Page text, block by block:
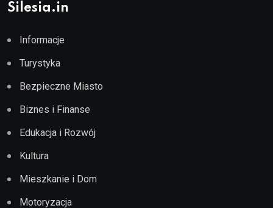
Silesia.in
Informacje
Turystyka
Bezpieczne Miasto
Biznes i Finanse
Edukacja i Rozwój
Kultura
Mieszkanie i Dom
Motoryzacja